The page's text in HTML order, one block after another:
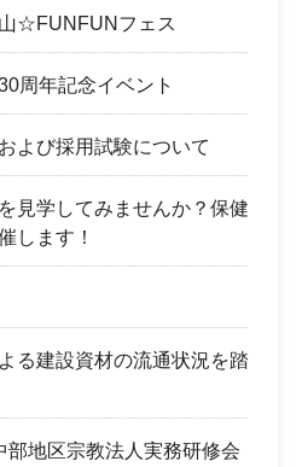
☆FUNFUNフェス
周年記念イベント
よび採用試験について
見学してみませんか？保健
します！
る建設資材の流通状況を踏
部地区宗教法人実務研修会